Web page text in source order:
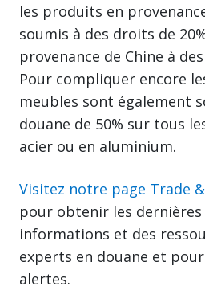
les produits en
soumis à des droits de
provenance de Chine à
Pour compliquer encore
meubles sont également
douane de 50% sur tous
acier ou en aluminium.
Visitez notre page Trade
pour obtenir les dernières
informations et des
experts en douane et
alertes.